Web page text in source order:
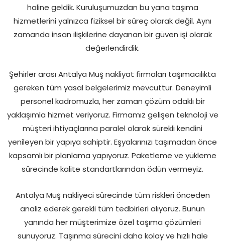
haline geldik. Kuruluşumuzdan bu yana taşıma
hizmetlerini yalnızca fiziksel bir süreç olarak değil. Aynı
zamanda insan ilişkilerine dayanan bir güven işi olarak
değerlendirdik.
Şehirler arası Antalya Muş nakliyat firmaları taşımacılıkta
gereken tüm yasal belgelerimiz mevcuttur. Deneyimli
personel kadromuzla, her zaman çözüm odaklı bir
yaklaşımla hizmet veriyoruz. Firmamız gelişen teknoloji ve
müşteri ihtiyaçlarına paralel olarak sürekli kendini
yenileyen bir yapıya sahiptir. Eşyalarınızı taşımadan önce
kapsamlı bir planlama yapıyoruz. Paketleme ve yükleme
sürecinde kalite standartlarından ödün vermeyiz.
Antalya Muş nakliyeci sürecinde tüm riskleri önceden
analiz ederek gerekli tüm tedbirleri alıyoruz. Bunun
yanında her müşterimize özel taşıma çözümleri
sunuyoruz. Taşınma sürecini daha kolay ve hızlı hale